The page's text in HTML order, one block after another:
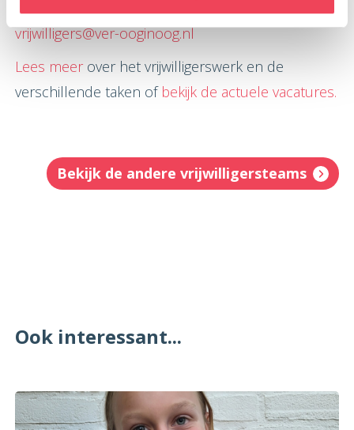
verdere informatie:
vrijwilligers@ver-ooginoog.nl
Lees meerover het vrijwilligerswerk en de
verschillende taken of bekijk de actuele vacatures.
Bekijk de andere vrijwilligersteams
Ook interessant...